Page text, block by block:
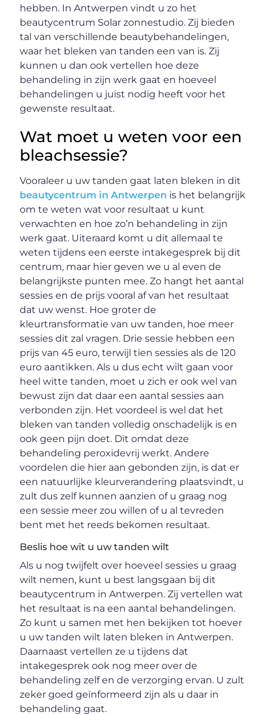
hebben. In Antwerpen vindt u zo het
beautycentrum Solar zonnestudio. Zij bieden
tal van verschillende beautybehandelingen,
waar het bleken van tanden een van is. Zij
kunnen u dan ook vertellen hoe deze
behandeling in zijn werk gaat en hoeveel
behandelingen u juist nodig heeft voor het
gewenste resultaat.
Wat moet u weten voor een
bleachsessie?
Vooraleer u uw tanden gaat laten bleken in dit
beautycentrum in Antwerpen is het belangrijk
om te weten wat voor resultaat u kunt
verwachten en hoe zo’n behandeling in zijn
werk gaat. Uiteraard komt u dit allemaal te
weten tijdens een eerste intakegesprek bij dit
centrum, maar hier geven we u al even de
belangrijkste punten mee. Zo hangt het aantal
sessies en de prijs vooral af van het resultaat
dat uw wenst. Hoe groter de
kleurtransformatie van uw tanden, hoe meer
sessies dit zal vragen. Drie sessie hebben een
prijs van 45 euro, terwijl tien sessies als de 120
euro aantikken. Als u dus echt wilt gaan voor
heel witte tanden, moet u zich er ook wel van
bewust zijn dat daar een aantal sessies aan
verbonden zijn. Het voordeel is wel dat het
bleken van tanden volledig onschadelijk is en
ook geen pijn doet. Dit omdat deze
behandeling peroxidevrij werkt. Andere
voordelen die hier aan gebonden zijn, is dat er
een natuurlijke kleurverandering plaatsvindt, u
zult dus zelf kunnen aanzien of u graag nog
een sessie meer zou willen of u al tevreden
bent met het reeds bekomen resultaat.
Beslis hoe wit u uw tanden wilt
Als u nog twijfelt over hoeveel sessies u graag
wilt nemen, kunt u best langsgaan bij dit
beautycentrum in Antwerpen. Zij vertellen wat
het resultaat is na een aantal behandelingen.
Zo kunt u samen met hen bekijken tot hoever
u uw tanden wilt laten bleken in Antwerpen.
Daarnaast vertellen ze u tijdens dat
intakegesprek ook nog meer over de
behandeling zelf en de verzorging ervan. U zult
zeker goed geïnformeerd zijn als u daar in
behandeling gaat.